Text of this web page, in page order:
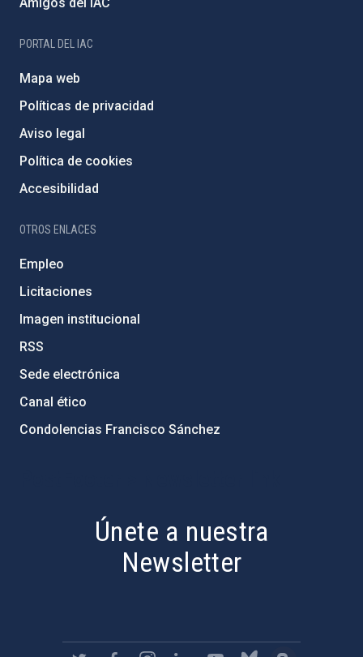
PORTAL DEL IAC
Mapa web
Políticas de privacidad
Aviso legal
Política de cookies
Accesibilidad
OTROS ENLACES
Empleo
Licitaciones
Imagen institucional
RSS
Sede electrónica
Canal ético
Condolencias Francisco Sánchez
Únete a nuestra
Newsletter